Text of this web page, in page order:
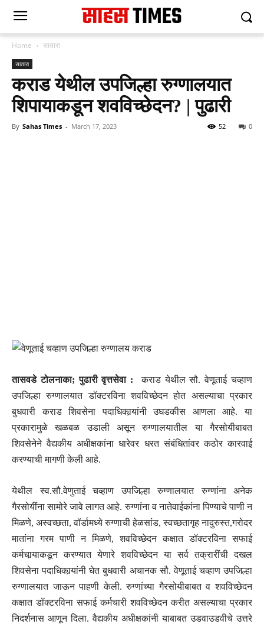
Home सातारा
सातारा
कराड येथील उपजिल्हा रुग्णालयात
शिपायाकडून शवविच्छेदन? | पुढारी
By Sahas Times - March 17, 2023 0
52
तासवडे टोलनाका; पुढारी वृत्तसेवा :कराड येथील सौ. वेणूताई चव्हाण
उपजिल्हा रुग्णालयात डॉक्टरविना शवविच्छेदन होत असल्याचा प्रकार
बुधवारी कराड शिवसेना पदाधिकार्‍यांनी उघडकीस आणला आहे. या
प्रकारामुळे खळबळ उडाली असून रुग्णालयातील या गैरसोयीबाबत
शिवसेनेने वैद्यकीय अधीक्षकांना धारेवर धरत संबंधितांवर कठोर कारवाई
करण्याची मागणी केली आहे.
येथील स्व.सौ.वेणुताई चव्हाण उपजिल्हा रुग्णालयात रुग्णांना अनेक
गैरसोयींना सामोरे जावे लागत आहे. रुग्णांना व नातेवाईकांना पिण्याचे पाणी न
मिळणे, अस्वच्छता, वॉर्डामध्ये रुग्णाची हेळसांड, स्वच्छतागृह नादुरुस्त,गरोदर
मातांना गरम पाणी न मिळणे, शवविच्छेदन कक्षात डॉक्टरविना सफाई
कर्मचार्‍याकडून करण्यात येणारे शवविच्छेदन या सर्व तक्रारींची दखल
शिवसेना पदाधिकार्‍यांनी घेत बुधवारी अचानक सौ. वेणूताई चव्हाण उपजिल्हा
रुग्णालयात जाऊन पाहणी केली. रुग्णांच्या गैरसोयीबाबत व शवविच्छेदन
कक्षात डॉक्टरविना सफाई कर्मचारी शवविच्छेदन करीत असल्याचा प्रकार
निदर्शनास आणून दिला. वैद्यकीय अधीक्षकांनी याबाबत उडवाउडवीचे उत्तरे